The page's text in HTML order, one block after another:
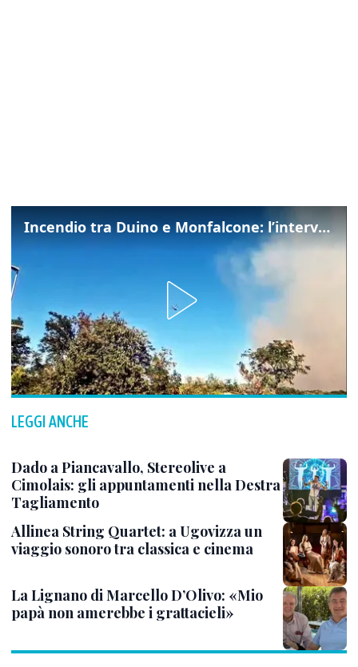
Incendio tra Duino e Monfalcone: l’intervento dei vigili del fuoco
LEGGI ANCHE
Dado a Piancavallo, Stereolive a
Cimolais: gli appuntamenti nella Destra
Tagliamento
Allinea String Quartet: a Ugovizza un
viaggio sonoro tra classica e cinema
La Lignano di Marcello D’Olivo: «Mio
papà non amerebbe i grattacieli»